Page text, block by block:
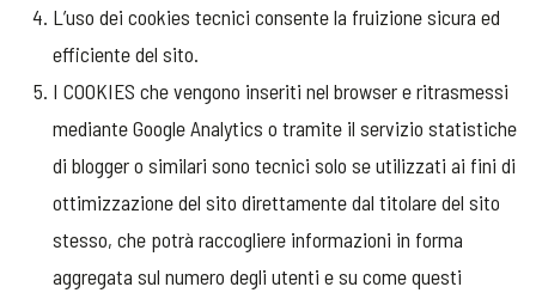
L’uso dei cookies tecnici consente la fruizione sicura ed
efficiente del sito.
I COOKIES che vengono inseriti nel browser e ritrasmessi
mediante Google Analytics o tramite il servizio statistiche
di blogger o similari sono tecnici solo se utilizzati ai fini di
ottimizzazione del sito direttamente dal titolare del sito
stesso, che potrà raccogliere informazioni in forma
aggregata sul numero degli utenti e su come questi